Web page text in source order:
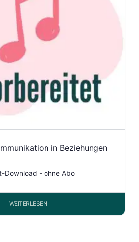
in Beziehungen
Download - ohne Abo
WEITERLESEN